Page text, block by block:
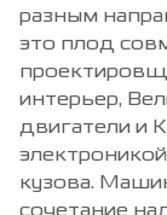
разным
это плод
интерьер,
двигатели
кузова.
сочетание